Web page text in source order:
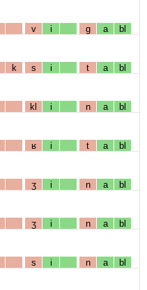
v i g a bl
k s i t a bl
kl i n a bl
ʁ i t a bl
ʒ i n a bl
ʒ i n a bl
s i n a bl